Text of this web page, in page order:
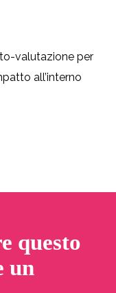
valutazione per
all’interno
questo
un